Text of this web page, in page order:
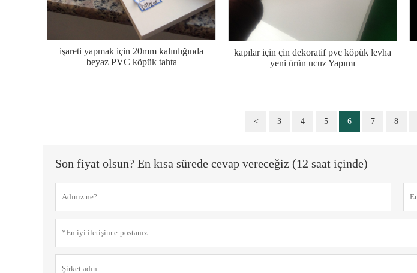
işareti yapmak için 20mm kalınlığında
beyaz PVC köpük tahta
kapılar için çin dekoratif pvc köpük levha
yeni ürün ucuz Yapımı
< 3 4 5 6 7 8
Son fiyat olsun? En kısa sürede cevap vereceğiz (12 saat içinde)